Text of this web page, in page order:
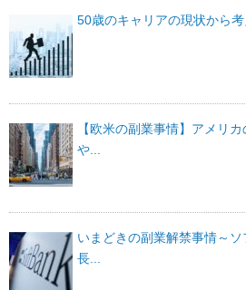
50歳のキャリアの現状から
【欧米の副業事情】アメリ
や...
いまどきの副業解禁事情～
長...